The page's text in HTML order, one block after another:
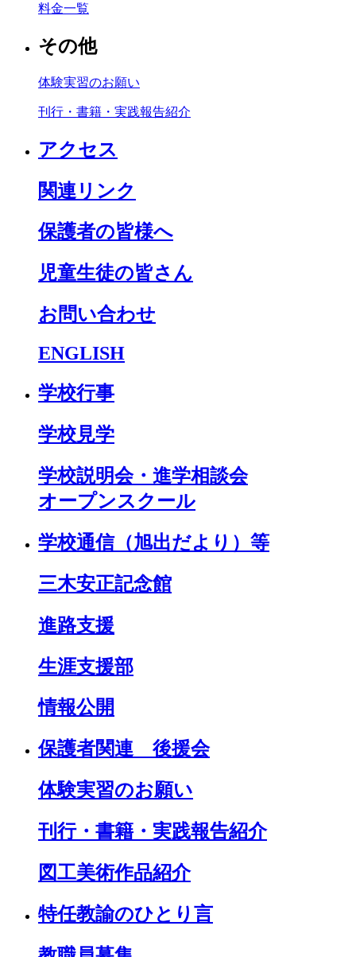
料金一覧
その他
体験実習のお願い
刊行・書籍・実践報告紹介
アクセス
関連リンク
保護者の皆様へ
児童生徒の皆さん
お問い合わせ
ENGLISH
学校行事
学校見学
学校説明会・進学相談会
オープンスクール
学校通信（旭出だより）等
三木安正記念館
進路支援
生涯支援部
情報公開
保護者関連 後援会
体験実習のお願い
刊行・書籍・実践報告紹介
図工美術作品紹介
特任教諭のひとり言